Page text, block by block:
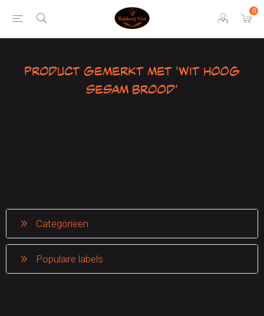
0
Product gemerkt met 'Wit hoog
sesam brood'
Categorieen
Populaire labels